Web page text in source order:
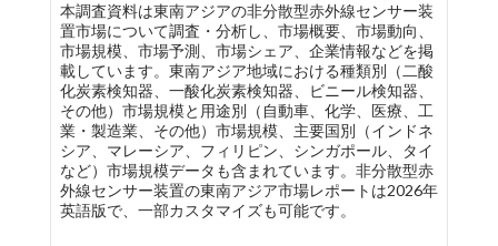
本調査資料は東南アジアの非分散型赤外線センサー装
置市場について調査・分析し、市場概要、市場動向、
市場規模、市場予測、市場シェア、企業情報などを掲
載しています。東南アジア地域における種類別（二酸
化炭素検知器、一酸化炭素検知器、ビニール検知器、
その他）市場規模と用途別（自動車、化学、医療、工
業・製造業、その他）市場規模、主要国別（インドネ
シア、マレーシア、フィリピン、シンガポール、タイ
など）市場規模データも含まれています。非分散型赤
外線センサー装置の東南アジア市場レポートは2026年
英語版で、一部カスタマイズも可能です。